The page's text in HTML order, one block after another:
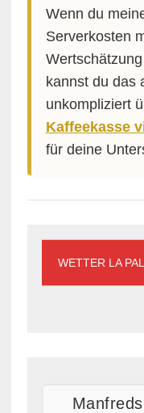
Wenn du
Serverkosten
kannst du das
unkompliziert
Kaffeekasse
für deine
WETTER LA